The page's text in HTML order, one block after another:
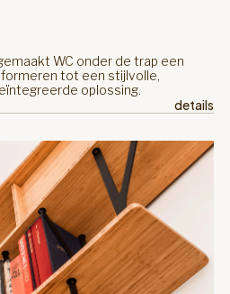
WC onder de trap een
tot een stijlvolle,
oplossing.
details